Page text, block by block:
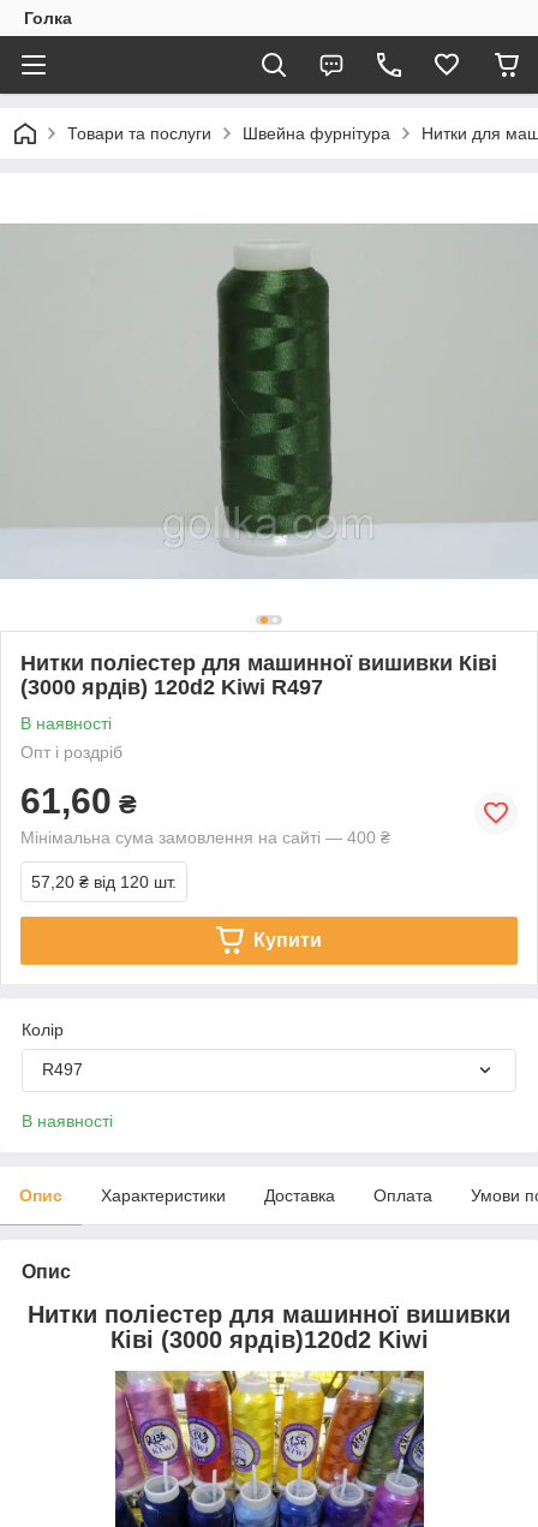
Голка
Товари та послуги Швейна фурнітура Нитки для
Нитки поліестер для машинної вишивки Ківі
(3000 ярдів) 120d2 Kiwi R497
В наявності
Опт і роздріб
61,60 ₴
Мінімальна сума замовлення на сайті — 400 ₴
57,20 ₴ від 120 шт.
Купити
Колір
R497
В наявності
Опис Характеристики Доставка Оплата Умови
Опис
Нитки поліестер для машинної вишивки
Ківі (3000 ярдів)120d2 Kiwi